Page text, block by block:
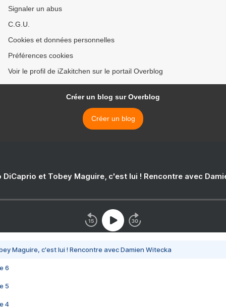
Signaler un abus
C.G.U.
Cookies et données personnelles
Préférences cookies
Voir le profil de iZakitchen sur le portail Overblog
Créer un blog sur Overblog
Créer un blog
DiCaprio et Tobey Maguire, c'est lui ! Rencontre avec
Maguire, c'est lui ! Rencontre avec Damien Witecka
6
5
4